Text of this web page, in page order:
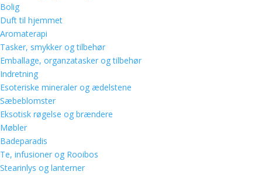
Bolig
Duft til hjemmet
Aromaterapi
Tasker, smykker og tilbehør
Emballage, organzatasker og tilbehør
Indretning
Esoteriske mineraler og ædelstene
Sæbeblomster
Eksotisk røgelse og brændere
Møbler
Badeparadis
Te, infusioner og Rooibos
Stearinlys og lanterner